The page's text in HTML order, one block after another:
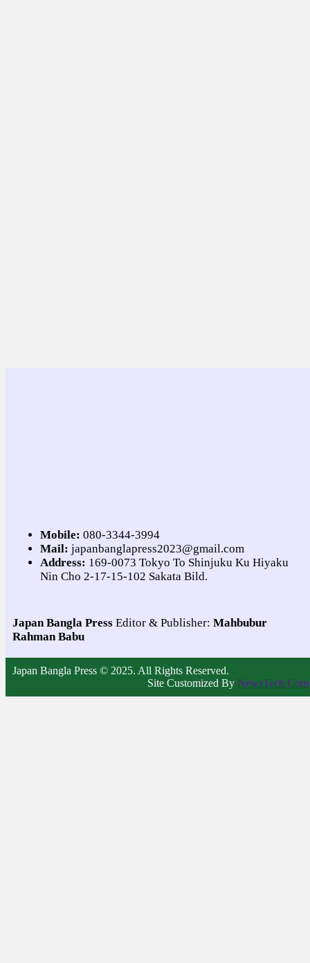
Mobile: 080-3344-3994
Mail: japanbanglapress2023@gmail.com
Address: 169-0073 Tokyo To Shinjuku Ku Hiyaku
Nin Cho 2-17-15-102 Sakata Bild.
Japan Bangla Press Editor & Publisher: Mahbubur
Rahman Babu
Japan Bangla Press © 2025. All Rights Reserved.
Site Customized By NewsTech.Com